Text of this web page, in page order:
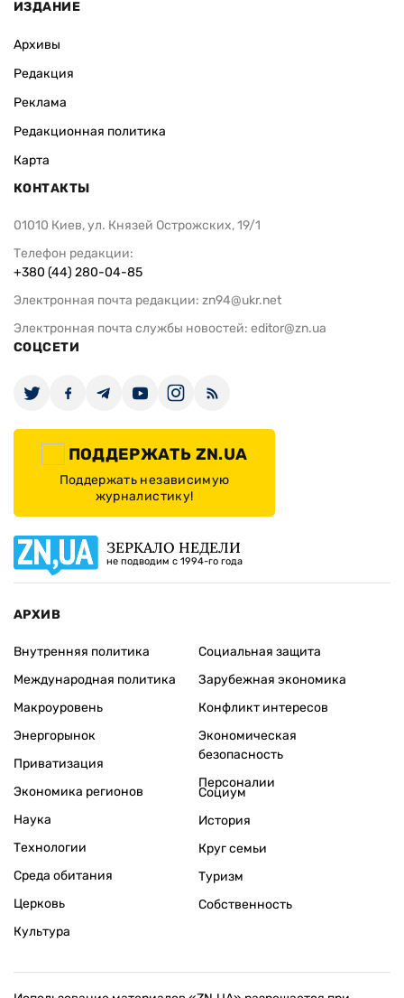
ИЗДАНИЕ
Архивы
Редакция
Реклама
Редакционная политика
Карта
КОНТАКТЫ
01010 Киев, ул. Князей Острожских, 19/1
Телефон редакции:
+380 (44) 280-04-85
Электронная почта редакции: zn94@ukr.net
Электронная почта службы новостей: editor@zn.ua
СОЦСЕТИ
ПОДДЕРЖАТЬ ZN.UA
Поддержать независимую
журналистику!
ЗЕРКАЛО НЕДЕЛИ
не подводим с 1994-го года
АРХИВ
Внутренняя политика
Международная политика
Макроуровень
Энергорынок
Приватизация
Экономика регионов
Социальная защита
Зарубежная экономика
Конфликт интересов
Экономическая
безопасность
Персоналии
Наука
Технологии
Среда обитания
Церковь
Культура
Социум
История
Круг семьи
Туризм
Собственность